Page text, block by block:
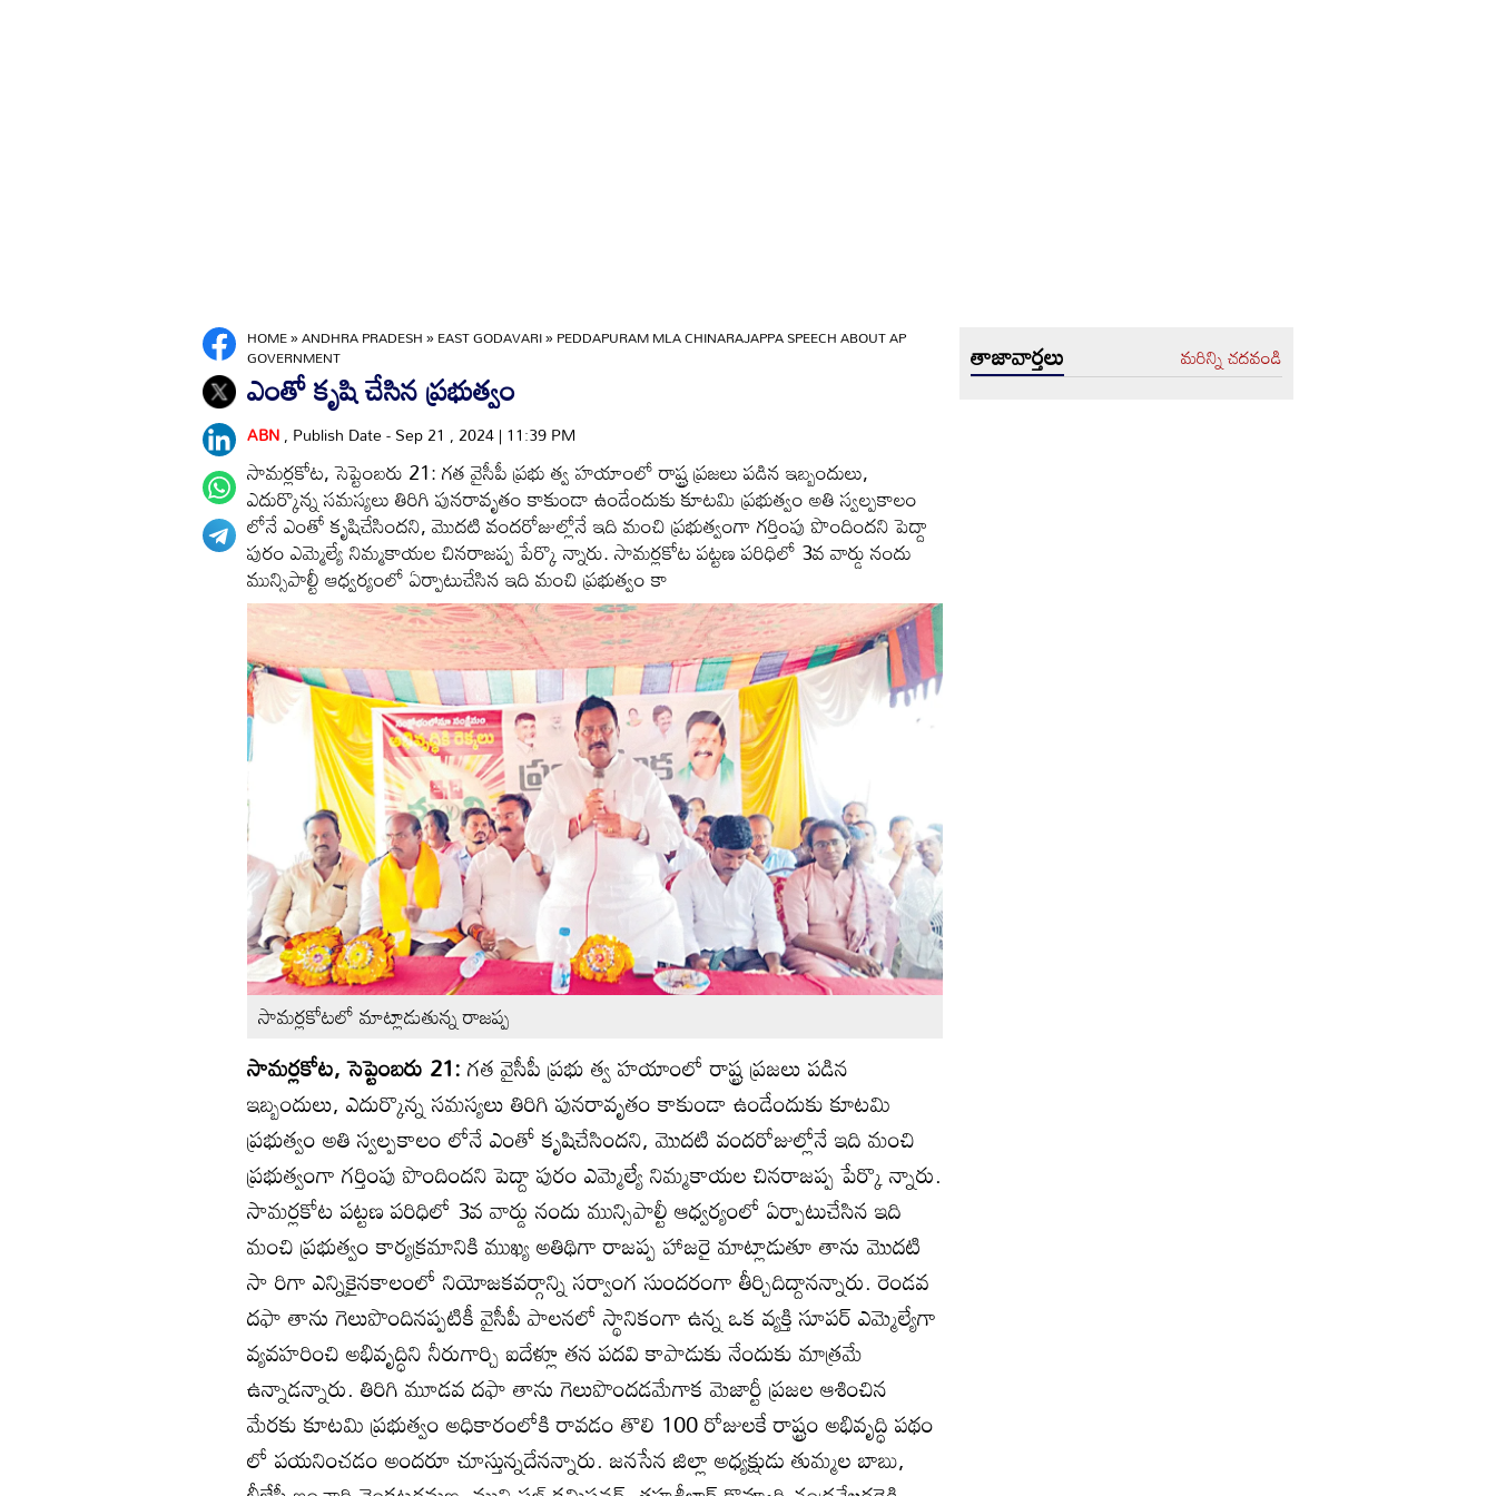
HOME»ANDHRA PRADESH»EAST GODAVARI»PEDDAPURAM MLA CHINARAJAPPA SPEECH ABOUT AP
GOVERNMENT
ఎంతో కృషి చేసిన ప్రభుత్వం
ABN, Publish Date - Sep 21 , 2024 | 11:39 PM
సామర్లకోట, సెప్టెంబరు 21: గత వైసీపీ ప్రభు త్వ హయాంలో రాష్ట్ర ప్రజలు పడిన ఇబ్బందులు,
ఎదుర్కొన్న సమస్యలు తిరిగి పునరావృతం కాకుండా ఉండేందుకు కూటమి ప్రభుత్వం అతి స్వల్పకాలం
లోనే ఎంతో కృషిచేసిందని, మొదటి వందరోజుల్లోనే ఇది మంచి ప్రభుత్వంగా గర్తింపు పొందిందని పెద్దా
పురం ఎమ్మెల్యే నిమ్మకాయల చినరాజప్ప పేర్కొ న్నారు. సామర్లకోట పట్టణ పరిధిలో 3వ వార్డు నందు
మున్సిపాల్టీ ఆధ్వర్యంలో ఏర్పాటుచేసిన ఇది మంచి ప్రభుత్వం కా
సామర్లకోటలో మాట్లాడుతున్న రాజప్ప
సామర్లకోట, సెప్టెంబరు 21:గత వైసీపీ ప్రభు త్వ హయాంలో రాష్ట్ర ప్రజలు పడిన
ఇబ్బందులు, ఎదుర్కొన్న సమస్యలు తిరిగి పునరావృతం కాకుండా ఉండేందుకు కూటమి
ప్రభుత్వం అతి స్వల్పకాలం లోనే ఎంతో కృషిచేసిందని, మొదటి వందరోజుల్లోనే ఇది మంచి
ప్రభుత్వంగా గర్తింపు పొందిందని పెద్దా పురం ఎమ్మెల్యే నిమ్మకాయల చినరాజప్ప పేర్కొ న్నారు.
సామర్లకోట పట్టణ పరిధిలో 3వ వార్డు నందు మున్సిపాల్టీ ఆధ్వర్యంలో ఏర్పాటుచేసిన ఇది
మంచి ప్రభుత్వం కార్యక్రమానికి ముఖ్య అతిథిగా రాజప్ప హాజరై మాట్లాడుతూ తాను మొదటి
సా రిగా ఎన్నికైనకాలంలో నియోజకవర్గాన్ని సర్వాంగ సుందరంగా తీర్చిదిద్దానన్నారు. రెండవ
దఫా తాను గెలుపొందినప్పటికీ వైసీపీ పాలనలో స్థానికంగా ఉన్న ఒక వ్యక్తి సూపర్‌ ఎమ్మెల్యేగా
వ్యవహరించి అభివృద్ధిని నీరుగార్చి ఐదేళ్లూ తన పదవి కాపాడుకు నేందుకు మాత్రమే
ఉన్నాడన్నారు. తిరిగి మూడవ దఫా తాను గెలుపొందడమేగాక మెజార్టీ ప్రజల ఆశించిన
మేరకు కూటమి ప్రభుత్వం అధికారంలోకి రావడం తొలి 100 రోజులకే రాష్ట్రం అభివృద్ధి పథం
లో పయనించడం అందరూ చూస్తున్నదేనన్నారు. జనసేన జిల్లా అధ్యక్షుడు తుమ్మల బాబు,
తాజావార్తలు మరిన్ని చదవండి